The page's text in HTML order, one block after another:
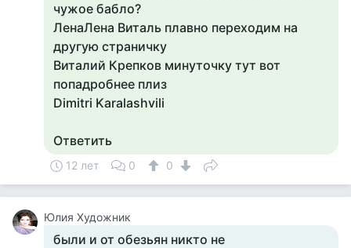
чужое бабло?
ЛенаЛена Виталь плавно переходим на
другую страничку
Виталий Крепков минуточку тут вот
попадробнее плиз
Dimitri Karalashvili
Ответить
12 лет 0 0
Юлия Художник
были и от обезьян никто не